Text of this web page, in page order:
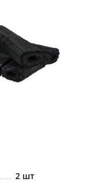
2 шт